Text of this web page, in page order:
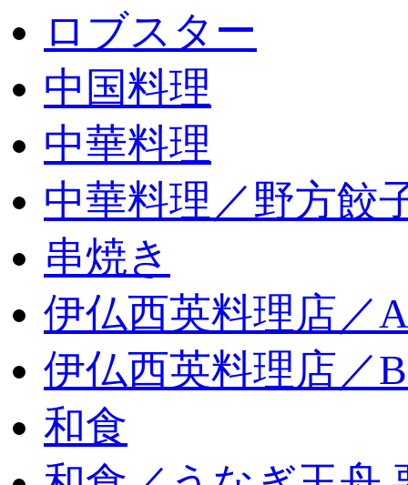
ロブスター
中国料理
中華料理
中華料理／野方餃
串焼き
伊仏西英料理店／
伊仏西英料理店／
和食